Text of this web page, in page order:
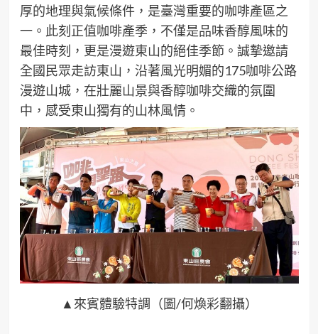
厚的地理與氣候條件，是臺灣重要的咖啡產區之
一。此刻正值咖啡產季，不僅是品味香醇風味的
最佳時刻，更是漫遊東山的絕佳季節。誠摯邀請
全國民眾走訪東山，沿著風光明媚的175咖啡公路
漫遊山城，在壯麗山景與香醇咖啡交織的氛圍
中，感受東山獨有的山林風情。
▲來賓體驗特調（圖/何煥彩翻攝）